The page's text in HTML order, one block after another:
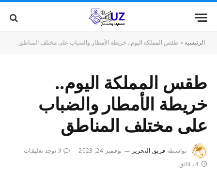
الرئيسية » طقس المملكة اليوم.. خريطة الأمطار والضباب على مختلف المناطق
طقس المملكة اليوم..
خريطة الأمطار والضباب
على مختلف المناطق
بواسطة فريق التحرير نوفمبر 24, 2023
لا توجد تعليقات
4 دقائق